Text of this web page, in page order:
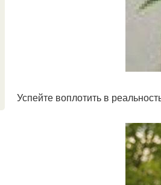
Успейте воплотить в